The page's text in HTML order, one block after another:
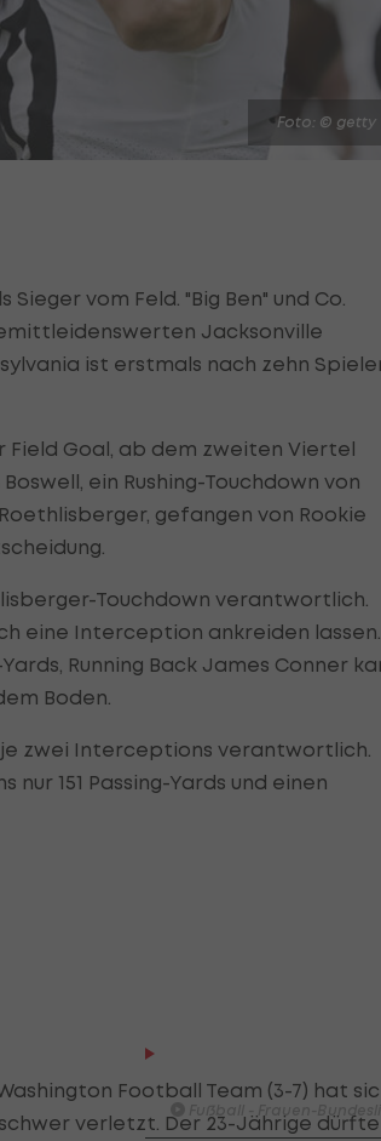
Foto: © getty
Sieger vom Feld. "Big Ben" und Co.
Jacksonville
ist erstmals nach zehn
Field Goal, ab dem zweiten Viertel
ein Rushing-Touchdown von
gefangen von Rookie
Touchdown verantwortlich.
eine Interception ankreiden lassen.
Running Back James Conner
Boden.
je zwei Interceptions verantwortlich.
151 Passing-Yards und einen
Football Team (3-7) hat
verletzt. Der 23-Jährige dürfte